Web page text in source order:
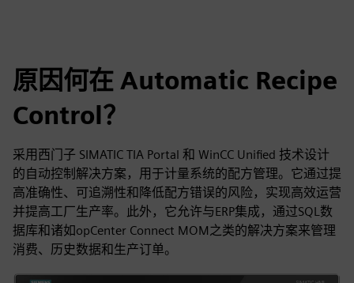
原因何在 Automatic Recipe
Control？
采用西门子 SIMATIC TIA Portal 和 WinCC Unified 技术设计
的自动控制解决方案，用于计量系统的配方管理。它通过提
高准确性、可追溯性和降低配方错误的风险，实现高效运营
并提高工厂生产率。此外，它允许与ERP集成，通过SQL数
据库和诸如opCenter Connect MOM之类的解决方案来管理
消费、历史数据和生产订单。